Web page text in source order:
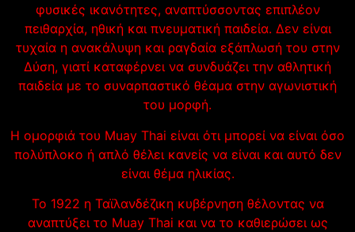
φυσικές ικανότητες, αναπτύσσοντας επιπλέον
πειθαρχία, ηθική και πνευματική παιδεία. Δεν είναι
τυχαία η ανακάλυψη και ραγδαία εξάπλωσή του στην
Δύση, γιατί καταφέρνει να συνδυάζει την αθλητική
παιδεία με το συναρπαστικό θέαμα στην αγωνιστική
του μορφή.
Η ομορφιά του Muay Thai είναι ότι μπορεί να είναι όσο
πολύπλοκο ή απλό θέλει κανείς να είναι και αυτό δεν
είναι θέμα ηλικίας.
Το 1922 η Ταϊλανδέζικη κυβέρνηση θέλοντας να
αναπτύξει το Muay Thai και να το καθιερώσει ως